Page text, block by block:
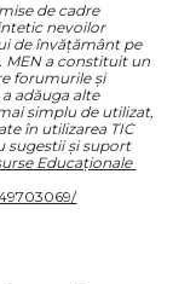
de cadre
nevoilor
de învățământ pe
MEN a constituit un
forumurile și
adăuga alte
simplu de utilizat,
în utilizarea TIC
sugestii și suport
Educaționale